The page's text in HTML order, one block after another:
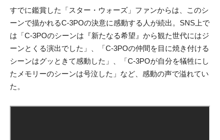
すでに鑑賞した「スター・ウォーズ」ファンからは、このシ
ーンで描かれるC-3POの決意に感動する人が続出。SNS上で
は「C-3POのシーンは『新たなる希望』から観た世代にはジ
ーンとくる演出でした」、「C-3POの仲間を目に焼き付ける
シーンはグッときて感動した」、「C-3POが自分を犠牲にし
たメモリーのシーンは号泣した」など、感動の声で溢れてい
た。